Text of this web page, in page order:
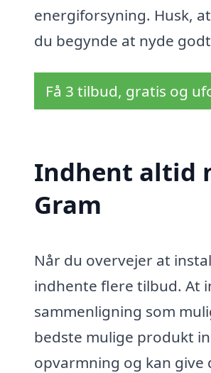
energiforsyning. Husk,
du begynde at nyde
Få 3 tilbud, gratis og
Indhent altid
Gram
Når du overvejer at
indhente flere tilbud. At
sammenligning som
bedste mulige produkt
opvarmning og kan